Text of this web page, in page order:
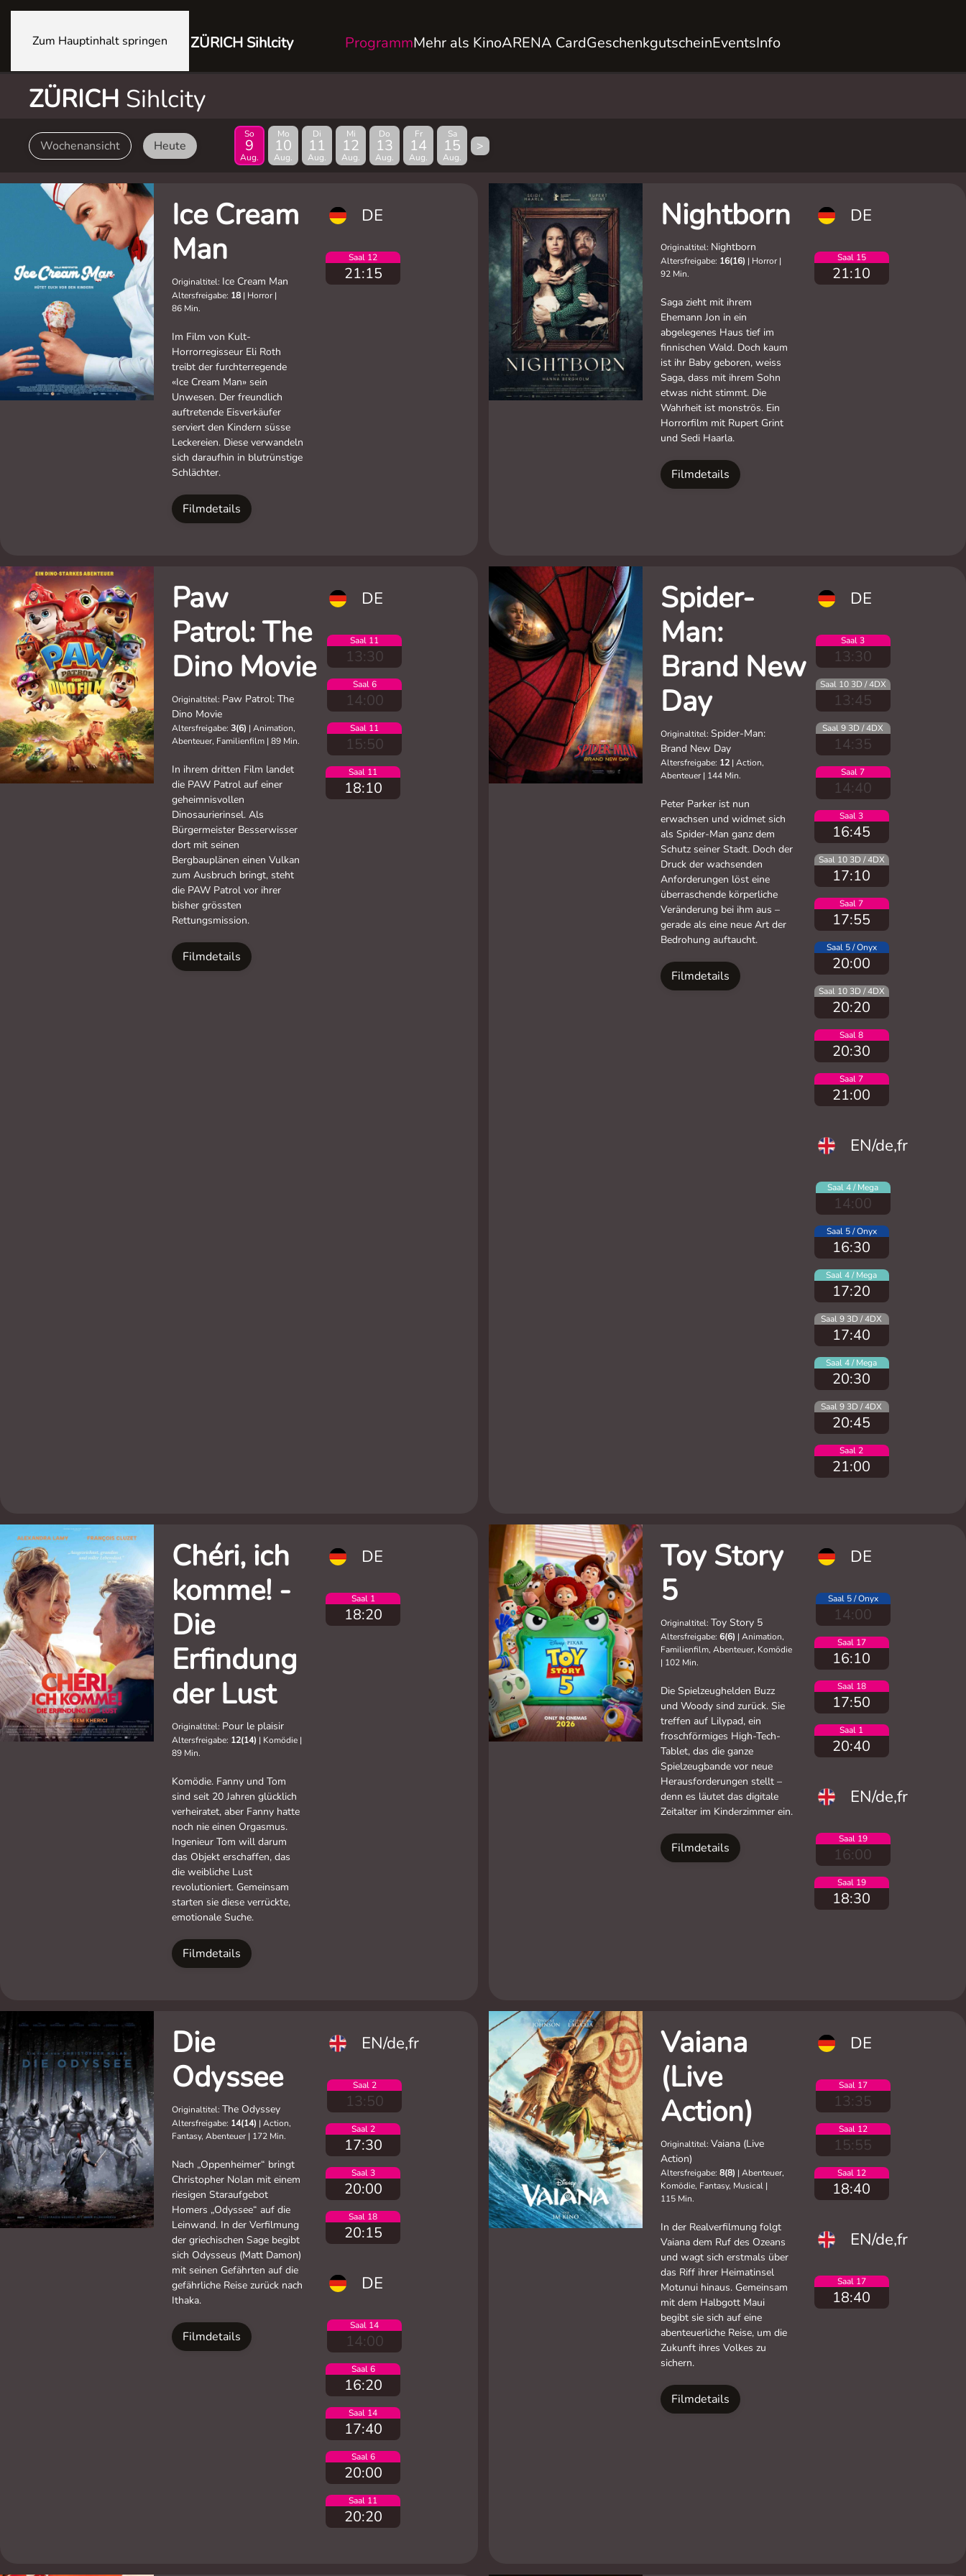
Zum Hauptinhalt springen ZÜRICH Sihlcity ProgrammMehr als KinoARENA CardGeschenkgutscheinEventsInfo
ZÜRICH Sihlcity
Wochenansicht Heute
So
9
Aug.
Mo
10
Aug.
Di
11
Aug.
Mi
12
Aug.
Do
13
Aug.
Fr
14
Aug.
Sa
15
Aug.
>
Ice Cream
Man
Originaltitel: Ice Cream Man
Altersfreigabe: 18 | Horror |
86 Min.
Im Film von Kult-
Horrorregisseur Eli Roth
treibt der furchterregende
«Ice Cream Man» sein
Unwesen. Der freundlich
auftretende Eisverkäufer
serviert den Kindern süsse
Leckereien. Diese verwandeln
sich daraufhin in blutrünstige
Schlächter.
Filmdetails
DE
Saal 12
21:15
Nightborn
Originaltitel: Nightborn
Altersfreigabe: 16(16) | Horror |
92 Min.
Saga zieht mit ihrem
Ehemann Jon in ein
abgelegenes Haus tief im
finnischen Wald. Doch kaum
ist ihr Baby geboren, weiss
Saga, dass mit ihrem Sohn
etwas nicht stimmt. Die
Wahrheit ist monströs. Ein
Horrorfilm mit Rupert Grint
und Sedi Haarla.
Filmdetails
DE
Saal 15
21:10
Paw
Patrol: The
Dino Movie
Originaltitel: Paw Patrol: The
Dino Movie
Altersfreigabe: 3(6) | Animation,
Abenteuer, Familienfilm | 89 Min.
In ihrem dritten Film landet
die PAW Patrol auf einer
geheimnisvollen
Dinosaurierinsel. Als
Bürgermeister Besserwisser
dort mit seinen
Bergbauplänen einen Vulkan
zum Ausbruch bringt, steht
die PAW Patrol vor ihrer
bisher grössten
Rettungsmission.
Filmdetails
DE
Saal 11
13:30
Saal 6
14:00
Saal 11
15:50
Saal 11
18:10
Spider-
Man:
Brand New
Day
Originaltitel: Spider-Man:
Brand New Day
Altersfreigabe: 12| Action,
Abenteuer | 144 Min.
Peter Parker ist nun
erwachsen und widmet sich
als Spider-Man ganz dem
Schutz seiner Stadt. Doch der
Druck der wachsenden
Anforderungen löst eine
überraschende körperliche
Veränderung bei ihm aus –
gerade als eine neue Art der
Bedrohung auftaucht.
Filmdetails
DE
Saal 3
13:30
Saal 10 3D / 4DX
13:45
Saal 9 3D / 4DX
14:35
Saal 7
14:40
Saal 3
16:45
Saal 10 3D / 4DX
17:10
Saal 7
17:55
Saal 5 / Onyx
20:00
Saal 10 3D / 4DX
20:20
Saal 8
20:30
Saal 7
21:00
EN/de,fr
Saal 4 / Mega
14:00
Saal 5 / Onyx
16:30
Saal 4 / Mega
17:20
Saal 9 3D / 4DX
17:40
Saal 4 / Mega
20:30
Saal 9 3D / 4DX
20:45
Saal 2
21:00
Chéri, ich
komme! -
Die
Erfindung
der Lust
Originaltitel: Pour le plaisir
Altersfreigabe: 12(14) | Komödie |
89 Min.
Komödie. Fanny und Tom
sind seit 20 Jahren glücklich
verheiratet, aber Fanny hatte
noch nie einen Orgasmus.
Ingenieur Tom will darum
das Objekt erschaffen, das
die weibliche Lust
revolutioniert. Gemeinsam
starten sie diese verrückte,
emotionale Suche.
Filmdetails
DE
Saal 1
18:20
Toy Story
5
Originaltitel: Toy Story 5
Altersfreigabe: 6(6) | Animation,
Familienfilm, Abenteuer, Komödie
| 102 Min.
Die Spielzeughelden Buzz
und Woody sind zurück. Sie
treffen auf Lilypad, ein
froschförmiges High-Tech-
Tablet, das die ganze
Spielzeugbande vor neue
Herausforderungen stellt –
denn es läutet das digitale
Zeitalter im Kinderzimmer ein.
Filmdetails
DE
Saal 5 / Onyx
14:00
Saal 17
16:10
Saal 18
17:50
Saal 1
20:40
EN/de,fr
Saal 19
16:00
Saal 19
18:30
Die
Odyssee
Originaltitel: The Odyssey
Altersfreigabe: 14(14) | Action,
Fantasy, Abenteuer | 172 Min.
Nach „Oppenheimer“ bringt
Christopher Nolan mit einem
riesigen Staraufgebot
Homers „Odyssee“ auf die
Leinwand. In der Verfilmung
der griechischen Sage begibt
sich Odysseus (Matt Damon)
mit seinen Gefährten auf die
gefährliche Reise zurück nach
Ithaka.
Filmdetails
EN/de,fr
Saal 2
13:50
Saal 2
17:30
Saal 3
20:00
Saal 18
20:15
DE
Saal 14
14:00
Saal 6
16:20
Saal 14
17:40
Saal 6
20:00
Saal 11
20:20
Vaiana
(Live
Action)
Originaltitel: Vaiana (Live
Action)
Altersfreigabe: 8(8) | Abenteuer,
Komödie, Fantasy, Musical |
115 Min.
In der Realverfilmung folgt
Vaiana dem Ruf des Ozeans
und wagt sich erstmals über
das Riff ihrer Heimatinsel
Motunui hinaus. Gemeinsam
mit dem Halbgott Maui
begibt sie sich auf eine
abenteuerliche Reise, um die
Zukunft ihres Volkes zu
sichern.
Filmdetails
DE
Saal 17
13:35
Saal 12
15:55
Saal 12
18:40
EN/de,fr
Saal 17
18:40